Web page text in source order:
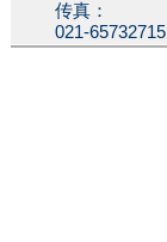
传真：
021-65732715